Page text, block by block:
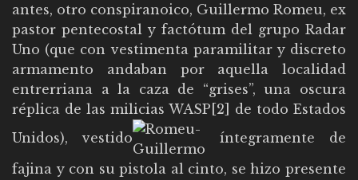
antes, otro conspiranoico, Guillermo Romeu, ex
pastor pentecostal y factótum del grupo Radar
Uno (que con vestimenta paramilitar y discreto
armamento andaban por aquella localidad
entrerriana a la caza de “grises”, una oscura
réplica de las milicias WASP[2] de todo Estados
Unidos), vestido
íntegramente de
fajina y con su pistola al cinto, se hizo presente